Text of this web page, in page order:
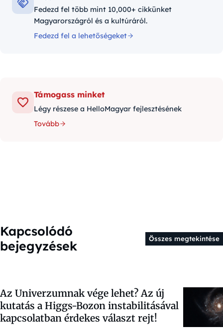
Fedezd fel több mint 10,000+ cikkünket
Magyarországról és a kultúráról.
Fedezd fel a lehetőségeket
Támogass minket
Légy részese a HelloMagyar fejlesztésének
Tovább
Kapcsolódó
bejegyzések
Összes megtekintése
Az Univerzumnak vége lehet? Az új
kutatás a Higgs-Bozon instabilitásával
kapcsolatban érdekes választ rejt!